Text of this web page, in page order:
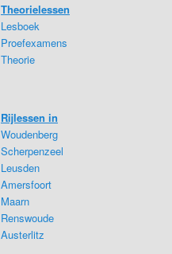
Theorielessen
Lesboek
Proefexamens
Theorie
Rijlessen in
Woudenberg
Scherpenzeel
Leusden
Amersfoort
Maarn
Renswoude
Austerlitz